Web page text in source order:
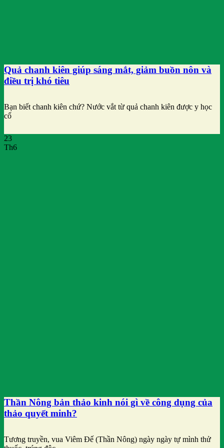
Quả chanh kiên giúp sáng mắt, giảm buồn nôn và
điều trị khó tiêu
Bạn biết chanh kiên chứ? Nước vắt từ quả chanh kiên được y học
cổ
23
Th6
Thần Nông bản thảo kinh nói gì về công dụng của
thảo quyết minh?
Tương truyền, vua Viêm Đế (Thần Nông) ngày ngày tự mình thử